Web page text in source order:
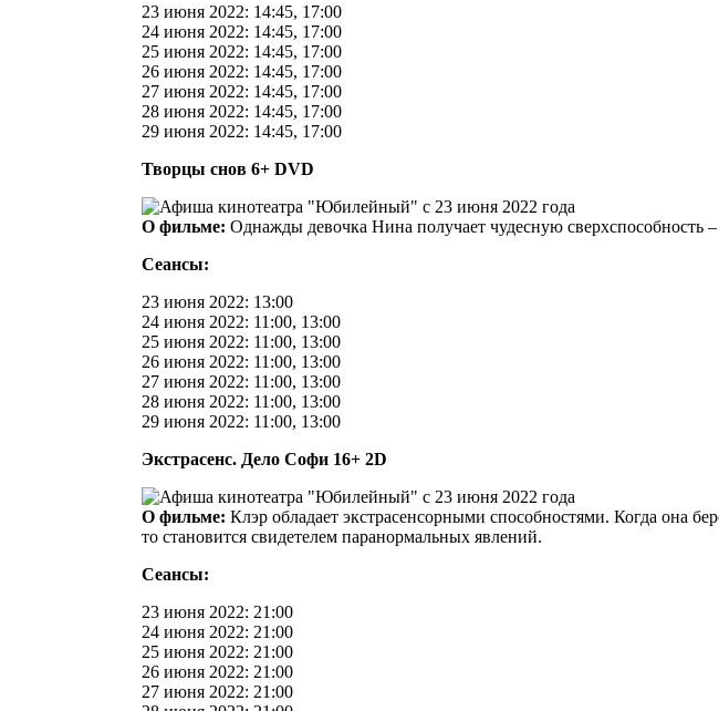
23 июня 2022: 14:45, 17:00
24 июня 2022: 14:45, 17:00
25 июня 2022: 14:45, 17:00
26 июня 2022: 14:45, 17:00
27 июня 2022: 14:45, 17:00
28 июня 2022: 14:45, 17:00
29 июня 2022: 14:45, 17:00
Творцы снов 6+ DVD
О фильме: Однажды девочка Нина получает чудесную сверхспособность
Сеансы:
23 июня 2022: 13:00
24 июня 2022: 11:00, 13:00
25 июня 2022: 11:00, 13:00
26 июня 2022: 11:00, 13:00
27 июня 2022: 11:00, 13:00
28 июня 2022: 11:00, 13:00
29 июня 2022: 11:00, 13:00
Экстрасенс. Дело Софи 16+ 2D
О фильме: Клэр обладает экстрасенсорными способностями. Когда она
то становится свидетелем паранормальных явлений.
Сеансы:
23 июня 2022: 21:00
24 июня 2022: 21:00
25 июня 2022: 21:00
26 июня 2022: 21:00
27 июня 2022: 21:00